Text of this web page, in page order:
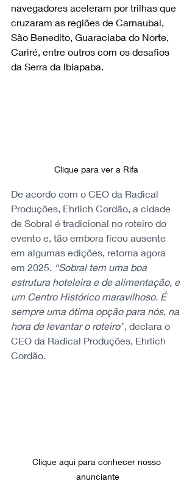
navegadores aceleram por trilhas que
cruzaram as regiões de Carnaubal,
São Benedito, Guaraciaba do Norte,
Cariré, entre outros com os desafios
da Serra da Ibiapaba.
Clique para ver a Rifa
De acordo com o CEO da Radical
Produções, Ehrlich Cordão, a cidade
de Sobral é tradicional no roteiro do
evento e, tão embora ficou ausente
em algumas edições, retorna agora
em 2025. “Sobral tem uma boa
estrutura hoteleira e de alimentação, e
um Centro Histórico maravilhoso. É
sempre uma ótima opção para nós, na
hora de levantar o roteiro”, declara o
CEO da Radical Produções, Ehrlich
Cordão.
Clique aqui para conhecer nosso
anunciante